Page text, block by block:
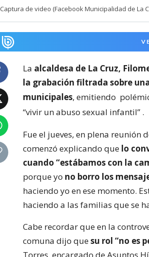
Captura de video (Facebook Municipalidad de La
La alcaldesa de La Cruz,
la grabación filtrada sobre
municipales, emitiendo
“vivir un abuso sexual infantil” .
Fue el jueves, en plena reunión
comenzó explicando que lo
cuando “estábamos con la
porque yo no borro los
haciendo yo en ese momento.
haciendo a las familias que se
Cabe recordar que en la
comuna dijo quesu rol “no es
Torres, encargado de Asuntos